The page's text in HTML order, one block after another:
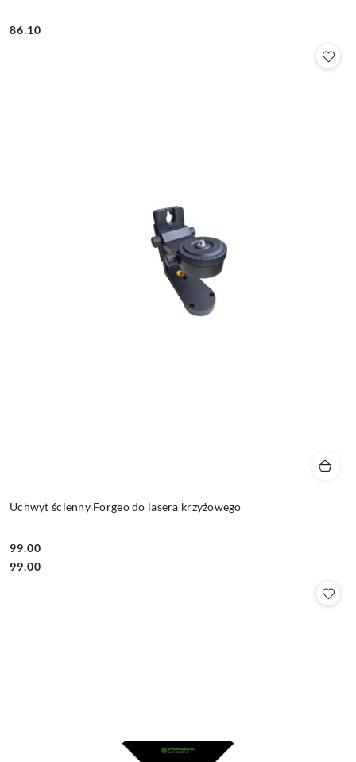
Cena:
86.10
Uchwyt ścienny Forgeo do lasera krzyżowego
Cena:
99.00
Cena:
99.00